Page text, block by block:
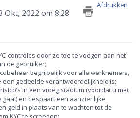
Afdrukken
Okt, 2022 om 8:28
controles door ze toe te voegen aan het
de gebruiker;
begrijpelijk voor alle werknemers,
een gedeelde verantwoordelijkheid is;
in een vroeg stadium (voordat u met
gaat) en bespaart een aanzienlijke
geld in plaats van te wachten tot de
KYC te screenen;